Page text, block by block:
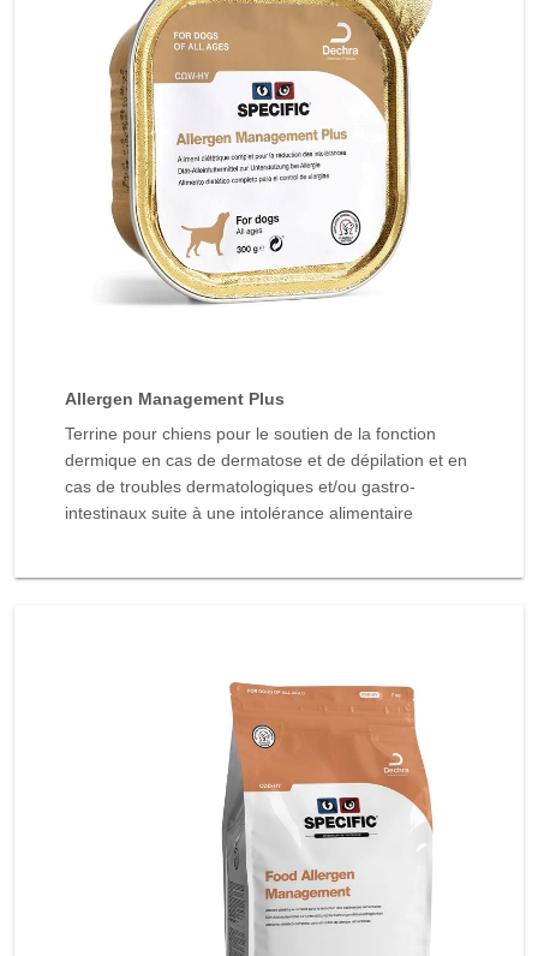
Allergen Management Plus
Terrine pour chiens pour le soutien de la fonction
dermique en cas de dermatose et de dépilation et en
cas de troubles dermatologiques et/ou gastro-
intestinaux suite à une intolérance alimentaire